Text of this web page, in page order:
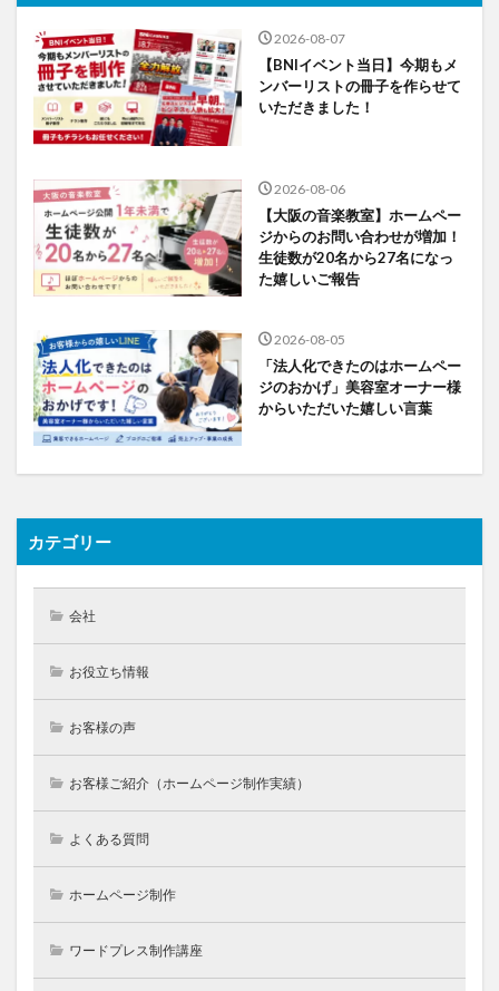
2026-08-07
【BNIイベント当日】今期もメ
ンバーリストの冊子を作らせて
いただきました！
2026-08-06
【大阪の音楽教室】ホームペー
ジからのお問い合わせが増加！
生徒数が20名から27名になっ
た嬉しいご報告
2026-08-05
「法人化できたのはホームペー
ジのおかげ」美容室オーナー様
からいただいた嬉しい言葉
カテゴリー
会社
お役立ち情報
お客様の声
お客様ご紹介（ホームページ制作実績）
よくある質問
ホームページ制作
ワードプレス制作講座